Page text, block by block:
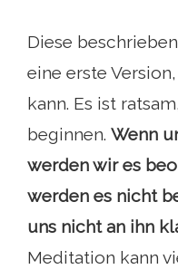
Diese
eine erste
kann. Es ist
beginnen. Wenn
werden wir es
werden es nicht
uns nicht an ihn
Meditation kann